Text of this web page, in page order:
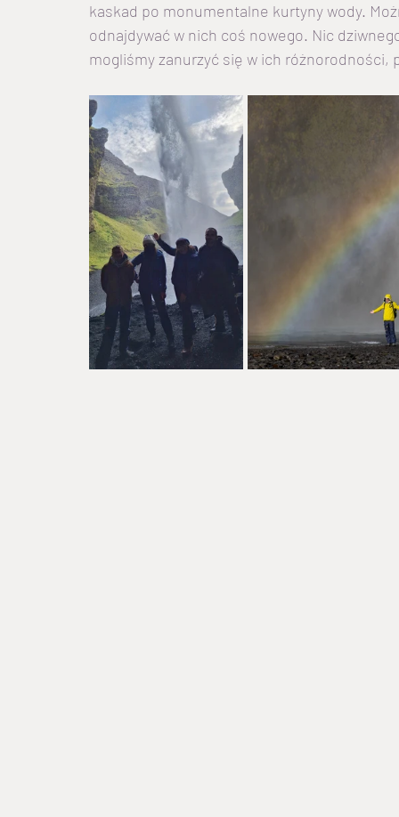
kaskad po monumentalne kurtyny wody.
odnajdywać w nich coś nowego. Nic
mogliśmy zanurzyć się w ich